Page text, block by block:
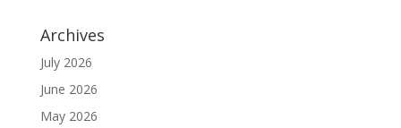
Archives
July 2026
June 2026
May 2026